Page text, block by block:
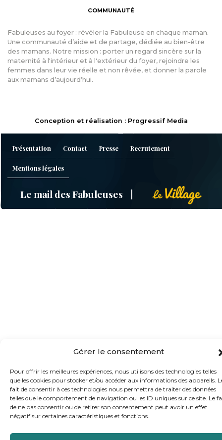
Gérer le consentement
Pour offrir les meilleures expériences, nous utilisons des technologies telles
que les cookies pour stocker et/ou accéder aux informations des appareils.
fait de consentir à ces technologies nous permettra de traiter des données
telles que le comportement de navigation ou les ID uniques sur ce site. Le
de ne pas consentir ou de retirer son consentement peut avoir un effet
négatif sur certaines caractéristiques et fonctions.
COMMUNAUTÉ
Fabuleuses au foyer : révéler la Fabuleuse en chaque maman.
Une communauté d’aide et de partage, dédiée au bien-être
des mamans. Notre mission : porter un regard sincère sur la
maternité à l'intérieur et à l'extérieur du foyer, rejoindre les
femmes dans leur vie réelle et non rêvée, et donner la parole
aux mamans d’aujourd’hui.
Conception et réalisation : Progressif Media
Présentation Contact Presse Recrutement
Mentions légales
Le mail des Fabuleuses